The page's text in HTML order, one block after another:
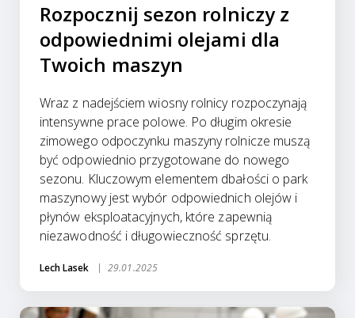
Rozpocznij sezon rolniczy z
odpowiednimi olejami dla
Twoich maszyn
Wraz z nadejściem wiosny rolnicy rozpoczynają
intensywne prace polowe. Po długim okresie
zimowego odpoczynku maszyny rolnicze muszą
być odpowiednio przygotowane do nowego
sezonu. Kluczowym elementem dbałości o park
maszynowy jest wybór odpowiednich olejów i
płynów eksploatacyjnych, które zapewnią
niezawodność i długowieczność sprzętu.
Lech Lasek 29.01.2025